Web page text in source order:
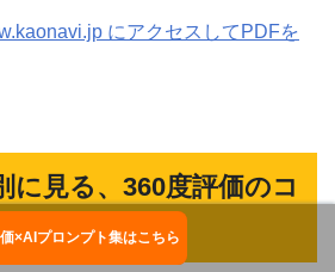
にアクセスしてPDFを
に見る、360度評価のコ
立ち資料ダウンロード
×AIプロンプト集はこちら